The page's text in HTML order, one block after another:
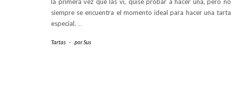
siempre se encuentra el momento ideal para hacer una tarta
especial. …
Tartas - porSus